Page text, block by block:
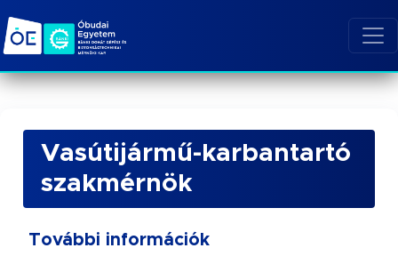
Vasútijármű-karbantartó
szakmérnök
További információk